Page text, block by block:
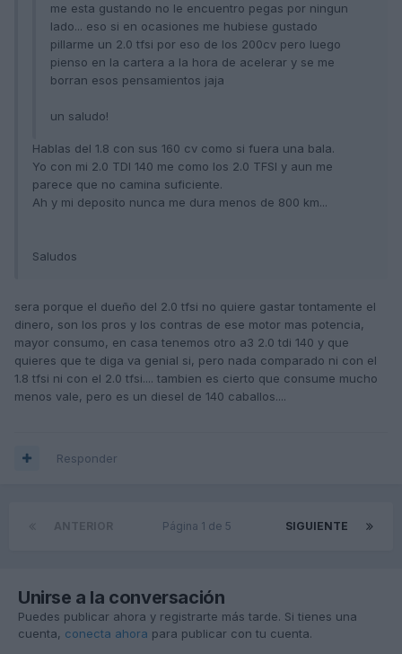
me esta gustando no le encuentro pegas por ningun
lado... eso si en ocasiones me hubiese gustado
pillarme un 2.0 tfsi por eso de los 200cv pero luego
pienso en la cartera a la hora de acelerar y se me
borran esos pensamientos jaja
un saludo!
Hablas del 1.8 con sus 160 cv como si fuera una bala.
Yo con mi 2.0 TDI 140 me como los 2.0 TFSI y aun me
parece que no camina suficiente.
Ah y mi deposito nunca me dura menos de 800 km...
Saludos
sera porque el dueño del 2.0 tfsi no quiere gastar tontamente el
dinero, son los pros y los contras de ese motor mas potencia,
mayor consumo, en casa tenemos otro a3 2.0 tdi 140 y que
quieres que te diga va genial si, pero nada comparado ni con el
1.8 tfsi ni con el 2.0 tfsi.... tambien es cierto que consume mucho
menos vale, pero es un diesel de 140 caballos....
Responder
SIGUIENTE
Página 1 de 5
Unirse a la conversación
Puedes publicar ahora y registrarte más tarde. Si tienes una
cuenta, conecta ahora para publicar con tu cuenta.